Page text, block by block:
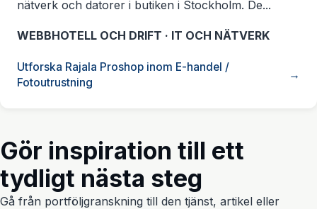
nätverk och datorer i butiken i Stockholm. De...
WEBBHOTELL OCH DRIFT · IT OCH NÄTVERK
Utforska Rajala Proshop inom E-handel /
Fotoutrustning
Gör inspiration till ett
tydligt nästa steg
Gå från portföljgranskning till den tjänst, artikel eller